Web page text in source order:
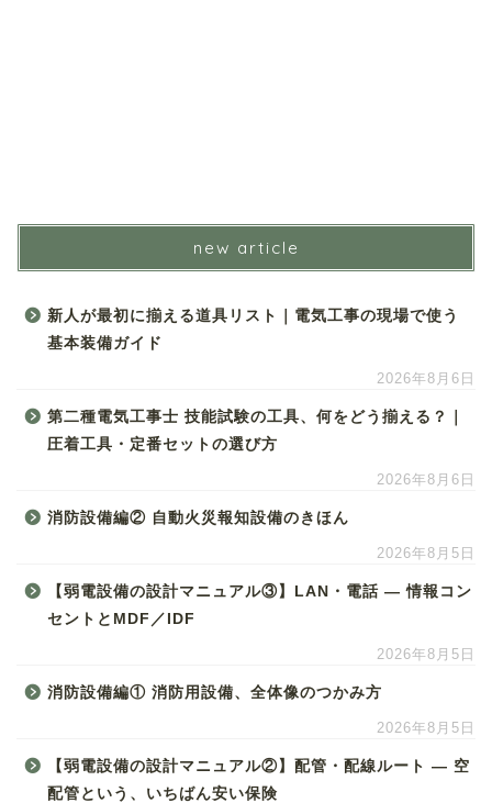
new article
新人が最初に揃える道具リスト｜電気工事の現場で使う
基本装備ガイド
2026年8月6日
第二種電気工事士 技能試験の工具、何をどう揃える？｜
圧着工具・定番セットの選び方
2026年8月6日
消防設備編② 自動火災報知設備のきほん
2026年8月5日
【弱電設備の設計マニュアル③】LAN・電話 ― 情報コン
セントとMDF／IDF
2026年8月5日
消防設備編① 消防用設備、全体像のつかみ方
2026年8月5日
【弱電設備の設計マニュアル②】配管・配線ルート ― 空
配管という、いちばん安い保険